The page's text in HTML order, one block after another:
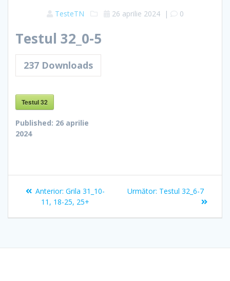
TesteTN 26 aprilie 2024| 0
Testul 32_0-5
237 Downloads
Testul 32
Published: 26 aprilie
2024
Navigare
Anterior: Articolul
anterior:
Grila 31_10-
11, 18-25, 25+
Următor: Articolul
Testul 32_6-7